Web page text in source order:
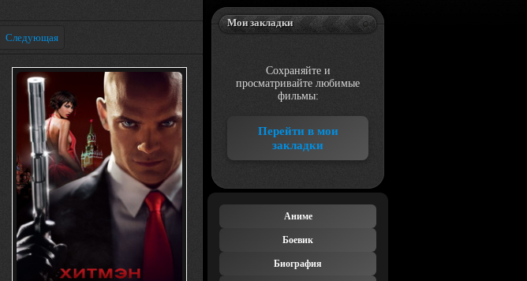
Следующая
Мои закладки
Сохраняйте и
просматривайте любимые
фильмы:
Перейти в мои
закладки
Аниме
Боевик
Биография